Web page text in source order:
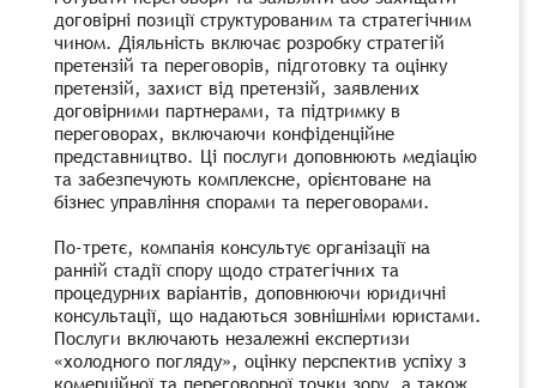
договірні позиції структурованим та стратегічним
чином. Діяльність включає розробку стратегій
претензій та переговорів, підготовку та оцінку
претензій, захист від претензій, заявлених
договірними партнерами, та підтримку в
переговорах, включаючи конфіденційне
представництво. Ці послуги доповнюють медіацію
та забезпечують комплексне, орієнтоване на
бізнес управління спорами та переговорами.
По-третє, компанія консультує організації на
ранній стадії спору щодо стратегічних та
процедурних варіантів, доповнюючи юридичні
консультації, що надаються зовнішніми юристами.
Послуги включають незалежні експертизи
«холодного погляду», оцінку перспектив успіху з
комерційної та переговорної точки зору, а також